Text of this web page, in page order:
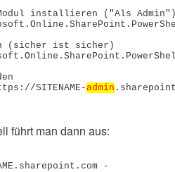
installieren ("Als Admin")
(sicher ist sicher)
SITENAME-admin
führt man dann aus:
-